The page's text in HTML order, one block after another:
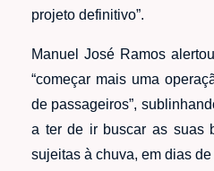
projeto definitivo”.
Manuel José Ramos
“começar mais uma
de passageiros”,
a ter de ir buscar as suas
sujeitas à chuva, em dias de